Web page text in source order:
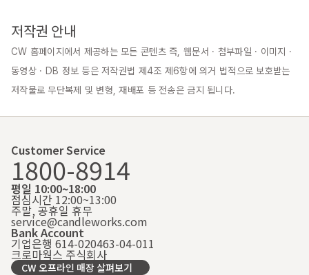
저작권 안내
CW 홈페이지에서 제공하는 모든 콘텐츠 즉, 웹문서 · 첨부파일 · 이미지 ·
동영상 · DB 정보 등은 저작권법 제4조 제6항에 의거 법적으로 보호받는
저작물로 무단복제 및 변형, 재배포 등 전송은 금지 됩니다.
Customer Service
1800-8914
평일 10:00~18:00
점심시간 12:00~13:00
주말, 공휴일 휴무
service@candleworks.com
Bank Account
기업은행 614-020463-04-011
크로마웍스 주식회사
CW 오프라인 매장 살펴보기